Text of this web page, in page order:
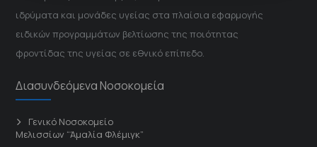
ιδρύματα και μονάδες υγείας στα πλαίσια εφαρμογής
ειδικών προγραμμάτων βελτίωσης της ποιότητας
φροντίδας της υγείας σε εθνικό επίπεδο.
Διασυνδεόμενα Νοσοκομεία
Γενικό Νοσοκομείο
Μελισσίων “Άμαλία Φλέμιγκ”